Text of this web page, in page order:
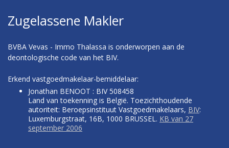
Zugelassene Makler
BVBA Vevas - Immo Thalassa is onderworpen aan de
deontologische code van het BIV.
Erkend vastgoedmakelaar-bemiddelaar:
Jonathan BENOOT : BIV 508458
Land van toekenning is België. Toezichthoudende
autoriteit: Beroepsinstituut Vastgoedmakelaars, BIV:
Luxemburgstraat, 16B, 1000 BRUSSEL. KB van 27
september 2006